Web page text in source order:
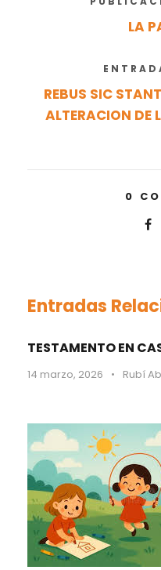
LA
REBUS SIC
ALTERACION DE
0
Entradas
TESTAMENTO EN
14 marzo, 2026 • Rubí